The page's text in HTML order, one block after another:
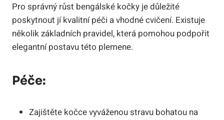
Pro správný růst bengálské kočky je důležité
poskytnout jí kvalitní péči a vhodné cvičení. Existuje
několik základních pravidel, která pomohou podpořit
elegantní postavu této plemene.
Péče:
Zajištěte kočce vyváženou stravu bohatou na